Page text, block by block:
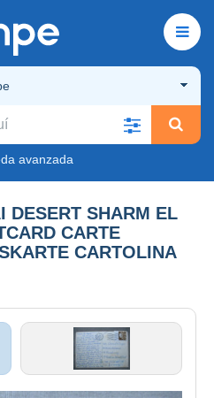
avanzada
DESERT SHARM EL
CARTE
CARTOLINA